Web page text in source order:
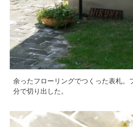
余ったフローリングでつくった表札。
分で切り出した。